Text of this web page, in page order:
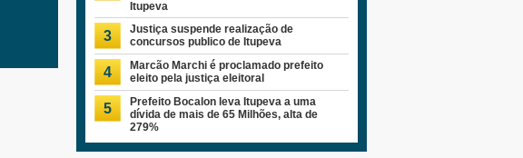
Itupeva
3
Justiça suspende realização de
concursos publico de Itupeva
4
Marcão Marchi é proclamado prefeito
eleito pela justiça eleitoral
5
Prefeito Bocalon leva Itupeva a uma
dívida de mais de 65 Milhões, alta de
279%